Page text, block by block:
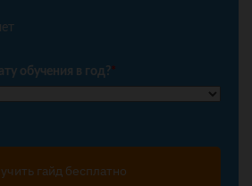
обучения в год?*
гайд бесплатно